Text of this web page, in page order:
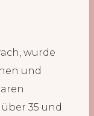
wurde
und
35 und